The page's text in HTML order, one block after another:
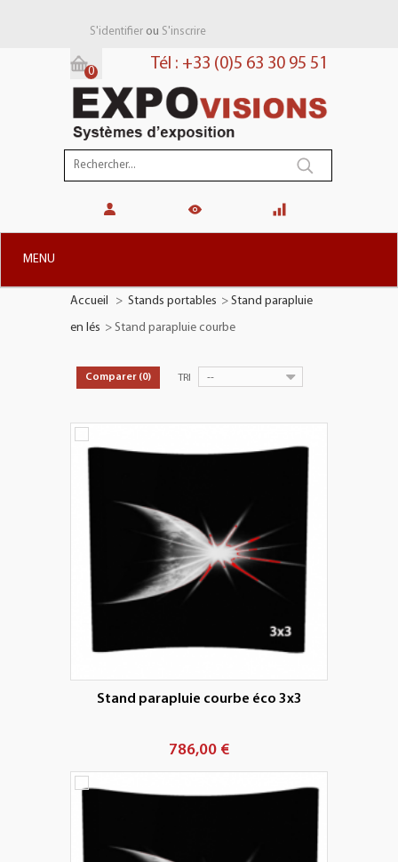
S'identifierou S'inscrire
Tél : +33 (0)5 63 30 95 51
Panier:
0
MENU
STANDS MODULAIRES
IMPRESSION GRAND FORMAT
Accueil > Stands portables > Stand parapluie
en lés > Stand parapluie courbe
Comparer (0) TRI --
Stand parapluie courbe éco 3x3
786,00 €